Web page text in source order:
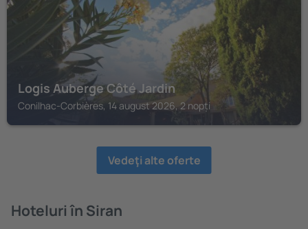
Logis Auberge Côté Jardin
Conilhac-Corbières, 14 august 2026, 2 nopți
Vedeţi alte oferte
Hoteluri în Siran